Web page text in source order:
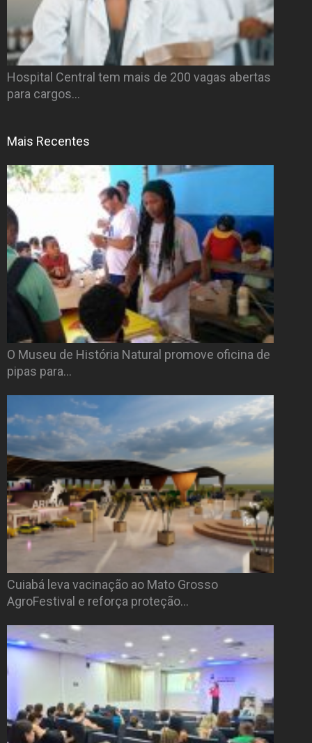
Hospital Central tem mais de 200 vagas abertas
para cargos…
Mais Recentes
O Museu de História Natural promove oficina de
pipas para…
Cuiabá leva vacinação ao Mato Grosso
AgroFestival e reforça proteção…